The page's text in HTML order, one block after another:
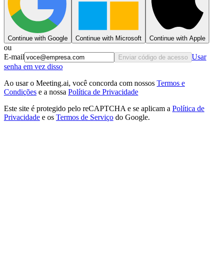
Continue with Google Continue with Microsoft Continue with Apple
ou
E-mail
Enviar código de acesso Usar
senha em vez disso
Ao usar o Meeting.ai, você concorda com nossos Termos e
Condições e a nossa Política de Privacidade
Este site é protegido pelo reCAPTCHA e se aplicam a Política de
Privacidade e os Termos de Serviço do Google.